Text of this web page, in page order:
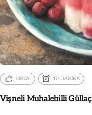
ORTA 10 DAKİKA
Vişneli Muhalebilli Güllaç